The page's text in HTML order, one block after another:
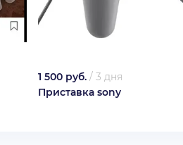
1 500 руб. / 3 дня
Приставка sony